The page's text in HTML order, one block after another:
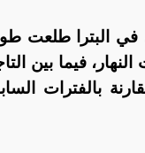
البترا طلعت
فيما بين
بالفترات